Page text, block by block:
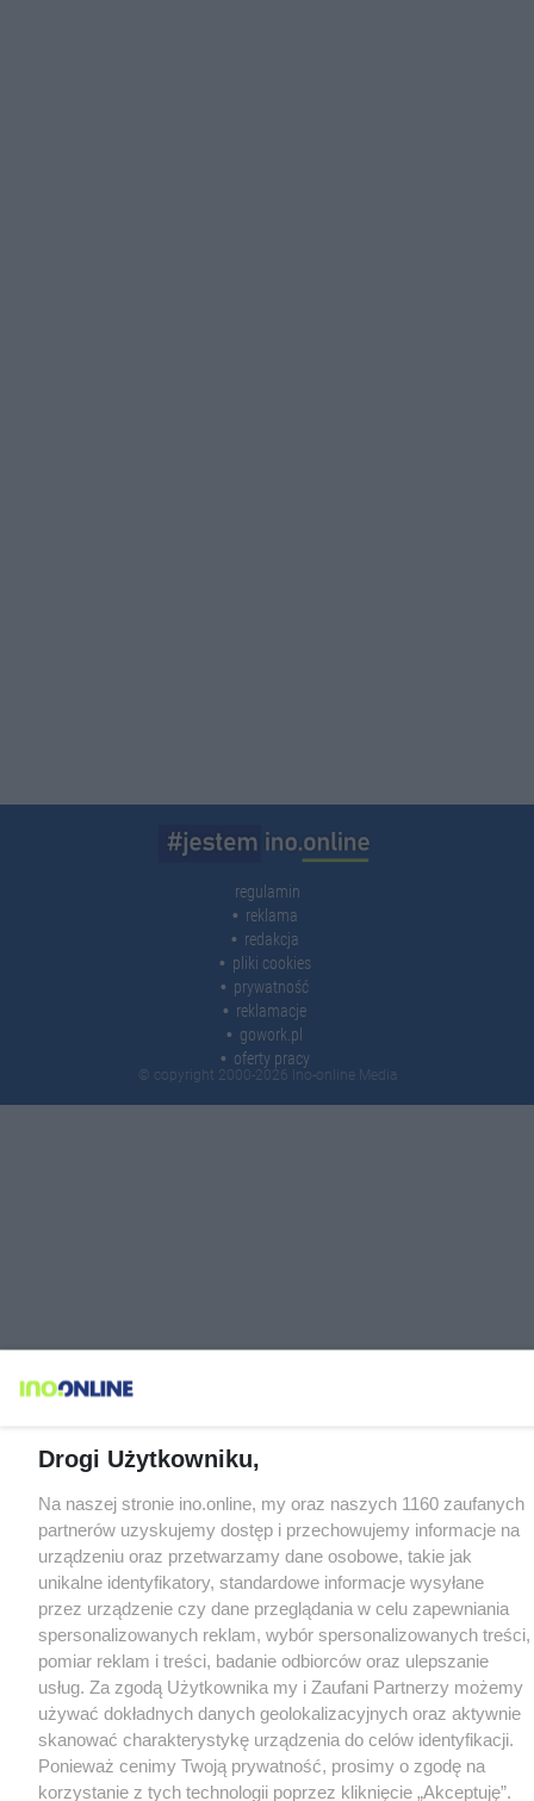
regulamin
reklama
redakcja
pliki cookies
prywatność
reklamacje
gowork.pl
oferty pracy
© copyright 2000-2026 Ino-online Media
Drogi Użytkowniku,
Na naszej stronie ino.online, my oraz naszych 1160 zaufanych
partnerów uzyskujemy dostęp i przechowujemy informacje na
urządzeniu oraz przetwarzamy dane osobowe, takie jak
unikalne identyfikatory, standardowe informacje wysyłane
przez urządzenie czy dane przeglądania w celu zapewniania
spersonalizowanych reklam, wybór spersonalizowanych treści,
pomiar reklam i treści, badanie odbiorców oraz ulepszanie
usług. Za zgodą Użytkownika my i Zaufani Partnerzy możemy
używać dokładnych danych geolokalizacyjnych oraz aktywnie
skanować charakterystykę urządzenia do celów identyfikacji.
Ponieważ cenimy Twoją prywatność, prosimy o zgodę na
korzystanie z tych technologii poprzez kliknięcie „Akceptuję”.